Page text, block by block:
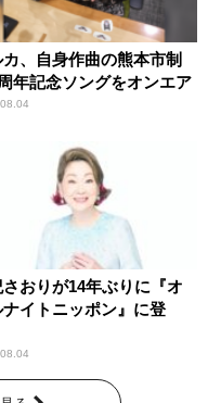
カ、自身作曲の熊本市制
年記念ソングをオンエア
さおりが14年ぶりに『オ
ナイトニッポン』に登